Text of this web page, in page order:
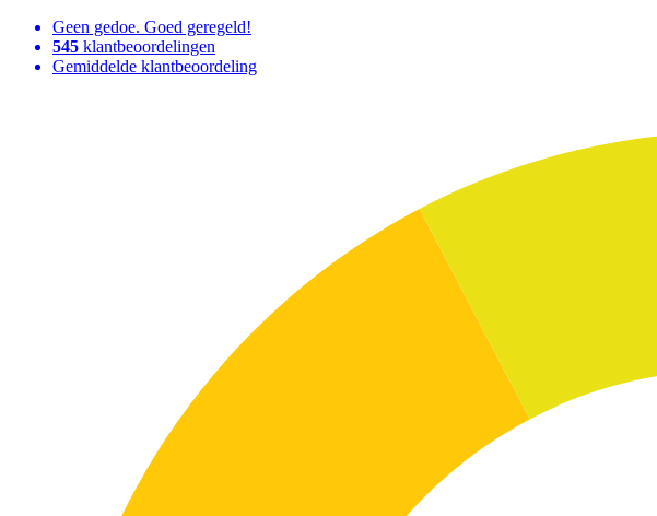
Geen gedoe. Goed geregeld!
545 klantbeoordelingen
Gemiddelde klantbeoordeling